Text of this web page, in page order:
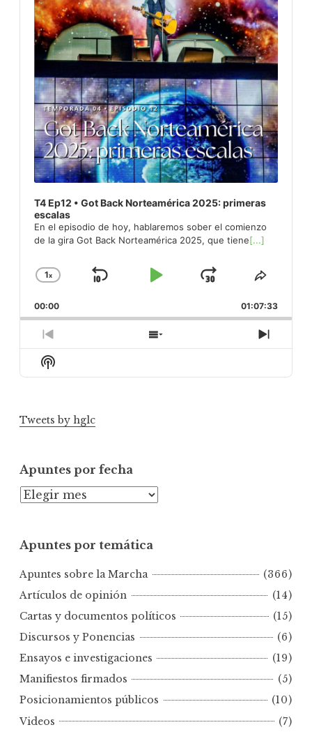
T4 Ep12 • Got Back Norteamérica 2025: primeras
escalas
En el episodio de hoy, hablaremos sober el comienzo
de la gira Got Back Norteamérica 2025, que tiene[...]
Change
Rate
1x
Skip
Play
Jump
Forward
Share
00:00 01:07:33
Previous
Episode
Show
Episodes
Next
Show
Podcast
Tweets by hglc
Apuntes por fecha
A
n
e
s
p
f
e
c
a
Apuntes por temática
Apuntes sobre la Marcha
(366)
Artículos de opinión
(14)
Cartas y documentos políticos
(15)
Discursos y Ponencias
(6)
Ensayos e investigaciones
(19)
Manifiestos firmados
(5)
Posicionamientos públicos
(10)
Videos
(7)